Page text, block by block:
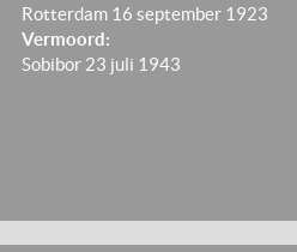
Rotterdam 16 september 1923
Vermoord:
Sobibor 23 juli 1943